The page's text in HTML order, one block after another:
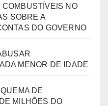
NO
SOBRE A
DO GOVERNO
MENOR DE IDADE
DE
MILHÕES DO